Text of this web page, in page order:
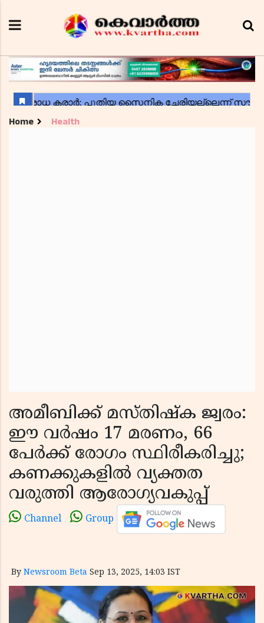
Home Health
അമീബിക്ക് മസ്തിഷ്‌ക ജ്വരം:
ഈ വര്‍ഷം 17 മരണം, 66
പേര്‍ക്ക് രോഗം സ്ഥിരീകരിച്ചു;
കണക്കുകളില്‍ വ്യക്തത
വരുത്തി ആരോഗ്യവകുപ്പ്
Channel Group
By Newsroom Beta Sep 13, 2025, 14:03 IST